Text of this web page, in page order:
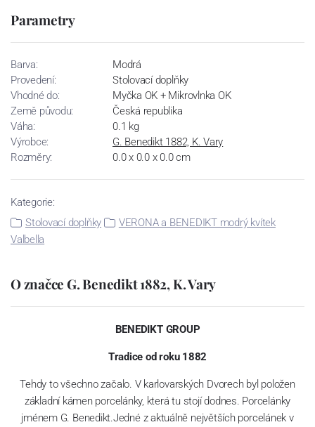
Parametry
Barva:
Modrá
Provedení:
Stolovací doplňky
Vhodné do:
Myčka OK + Mikrovlnka OK
Země původu:
Česká republika
Váha:
0.1 kg
Výrobce:
G. Benedikt 1882, K. Vary
Rozměry:
0.0 x 0.0 x 0.0 cm
Kategorie:
Stolovací doplňky
VERONA a BENEDIKT modrý kvítek
Valbella
O značce G. Benedikt 1882, K. Vary
BENEDIKT GROUP
Tradice od roku 1882
Tehdy to všechno začalo. V karlovarských Dvorech byl položen
základní kámen porcelánky, která tu stojí dodnes. Porcelánky
jménem G. Benedikt.Jedné z aktuálně největších porcelánek v